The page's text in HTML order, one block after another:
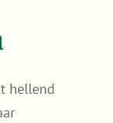
hellend